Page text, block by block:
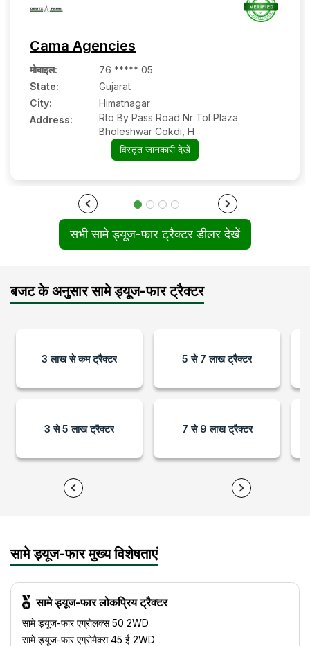
Cama Agencies
मोबाइल:
76 ***** 05
State:
Gujarat
City:
Himatnagar
Address:
Rto By Pass Road Nr Tol Plaza
Bholeshwar Cokdi, H
विस्तृत जानकारी देखें
सभी सामे ड्यूज-फार ट्रैक्टर डीलर देखें
बजट के अनुसार सामे ड्यूज-फार ट्रैक्टर
3 लाख से कम ट्रैक्टर
3 से 5 लाख ट्रैक्टर
5 से 7 लाख ट्रैक्टर
7 से 9 लाख ट्रैक्टर
सामे ड्यूज-फार मुख्य विशेषताएं
सामे ड्यूज-फार लोकप्रिय ट्रैक्टर
सामे ड्यूज-फार एग्रोलक्स 50 2WD
सामे ड्यूज-फार एग्रोमैक्स 45 ई 2WD